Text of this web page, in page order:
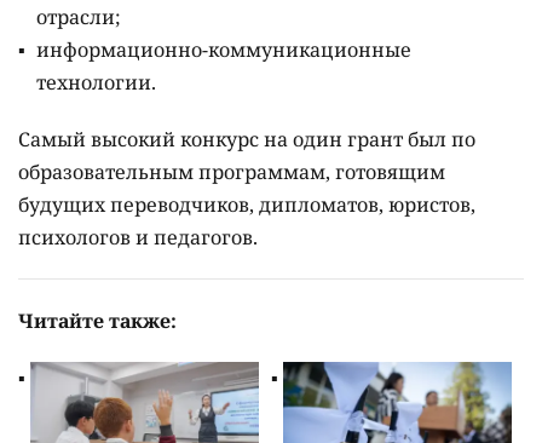
отрасли;
информационно-коммуникационные
технологии.
Самый высокий конкурс на один грант был по
образовательным программам, готовящим
будущих переводчиков, дипломатов, юристов,
психологов и педагогов.
Читайте также: